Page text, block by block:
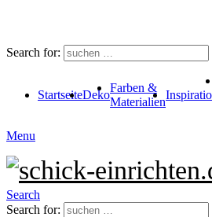
Search for:
StartseiteDeko
Farben &
Materialien
Menu
Search
Search for: